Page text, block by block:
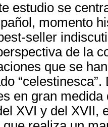
estudio se
momento
seller
de la
que se
en gran
XVI y del XVII,